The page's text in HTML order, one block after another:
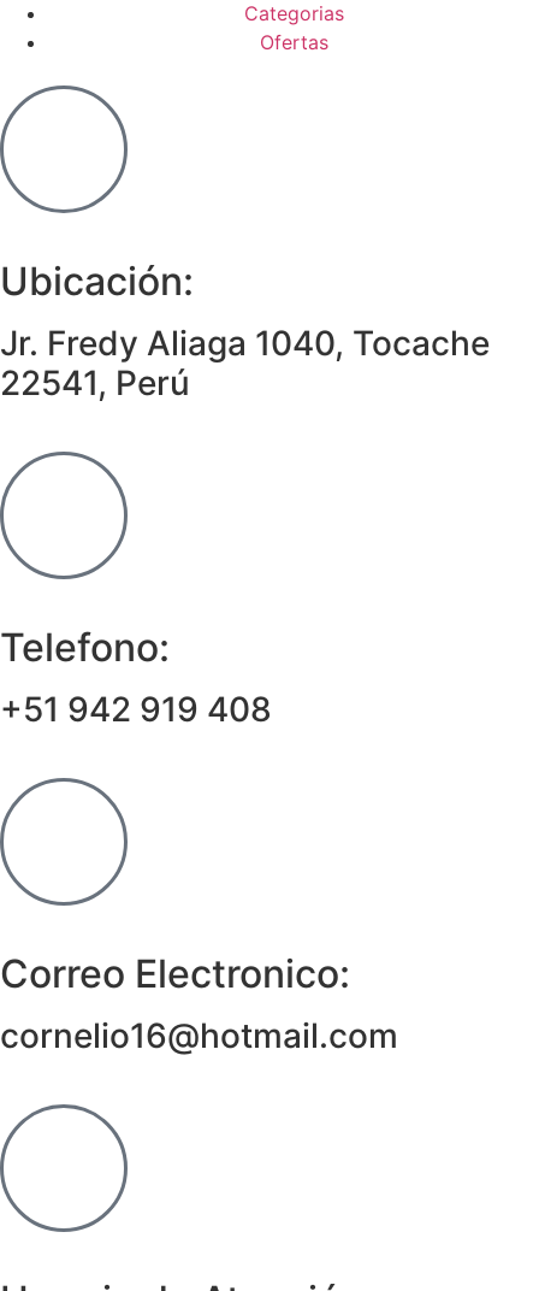
Categorias
Ofertas
Ubicación:
Jr. Fredy Aliaga 1040, Tocache
22541, Perú
Telefono:
+51 942 919 408
Correo Electronico:
cornelio16@hotmail.com